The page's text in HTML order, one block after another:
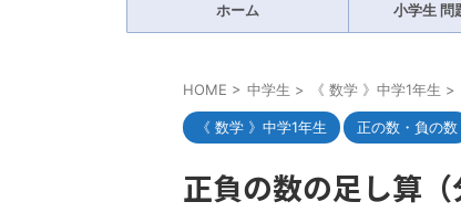
ホーム 小学生 問
HOME > 中学生 > 《 数学 》中学1年生 >
《 数学 》中学1年生 正の数・負の数
正負の数の足し算（